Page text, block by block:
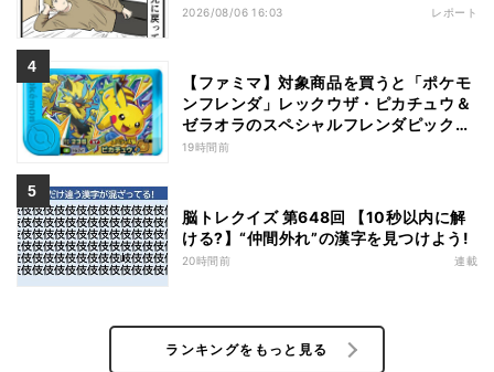
2026/08/06 16:03 レポート
【ファミマ】対象商品を買うと「ポケモ
ンフレンダ」レックウザ・ピカチュウ＆
ゼラオラのスペシャルフレンダピックが
もらえるキャンペーン
19時間前
脳トレクイズ 第648回 【10秒以内に解
ける?】“仲間外れ”の漢字を見つけよう!
20時間前 連載
ランキングをもっと見る